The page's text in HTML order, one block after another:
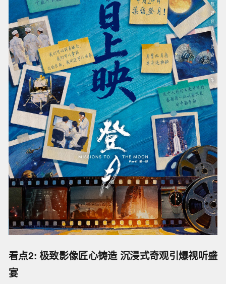
看点2: 极致影像匠心铸造 沉浸式奇观引爆视听盛
宴